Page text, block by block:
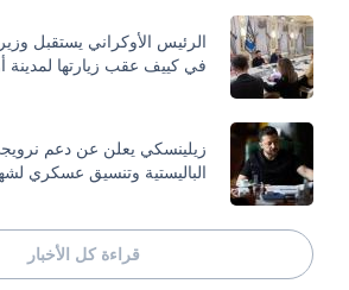
الرئيس الأوكراني يستقبل
في كييف عقب زيارتها لمدينة
زيلينسكي يعلن عن دعم
الباليستية وتنسيق عسكري
قراءة كل الأخبار